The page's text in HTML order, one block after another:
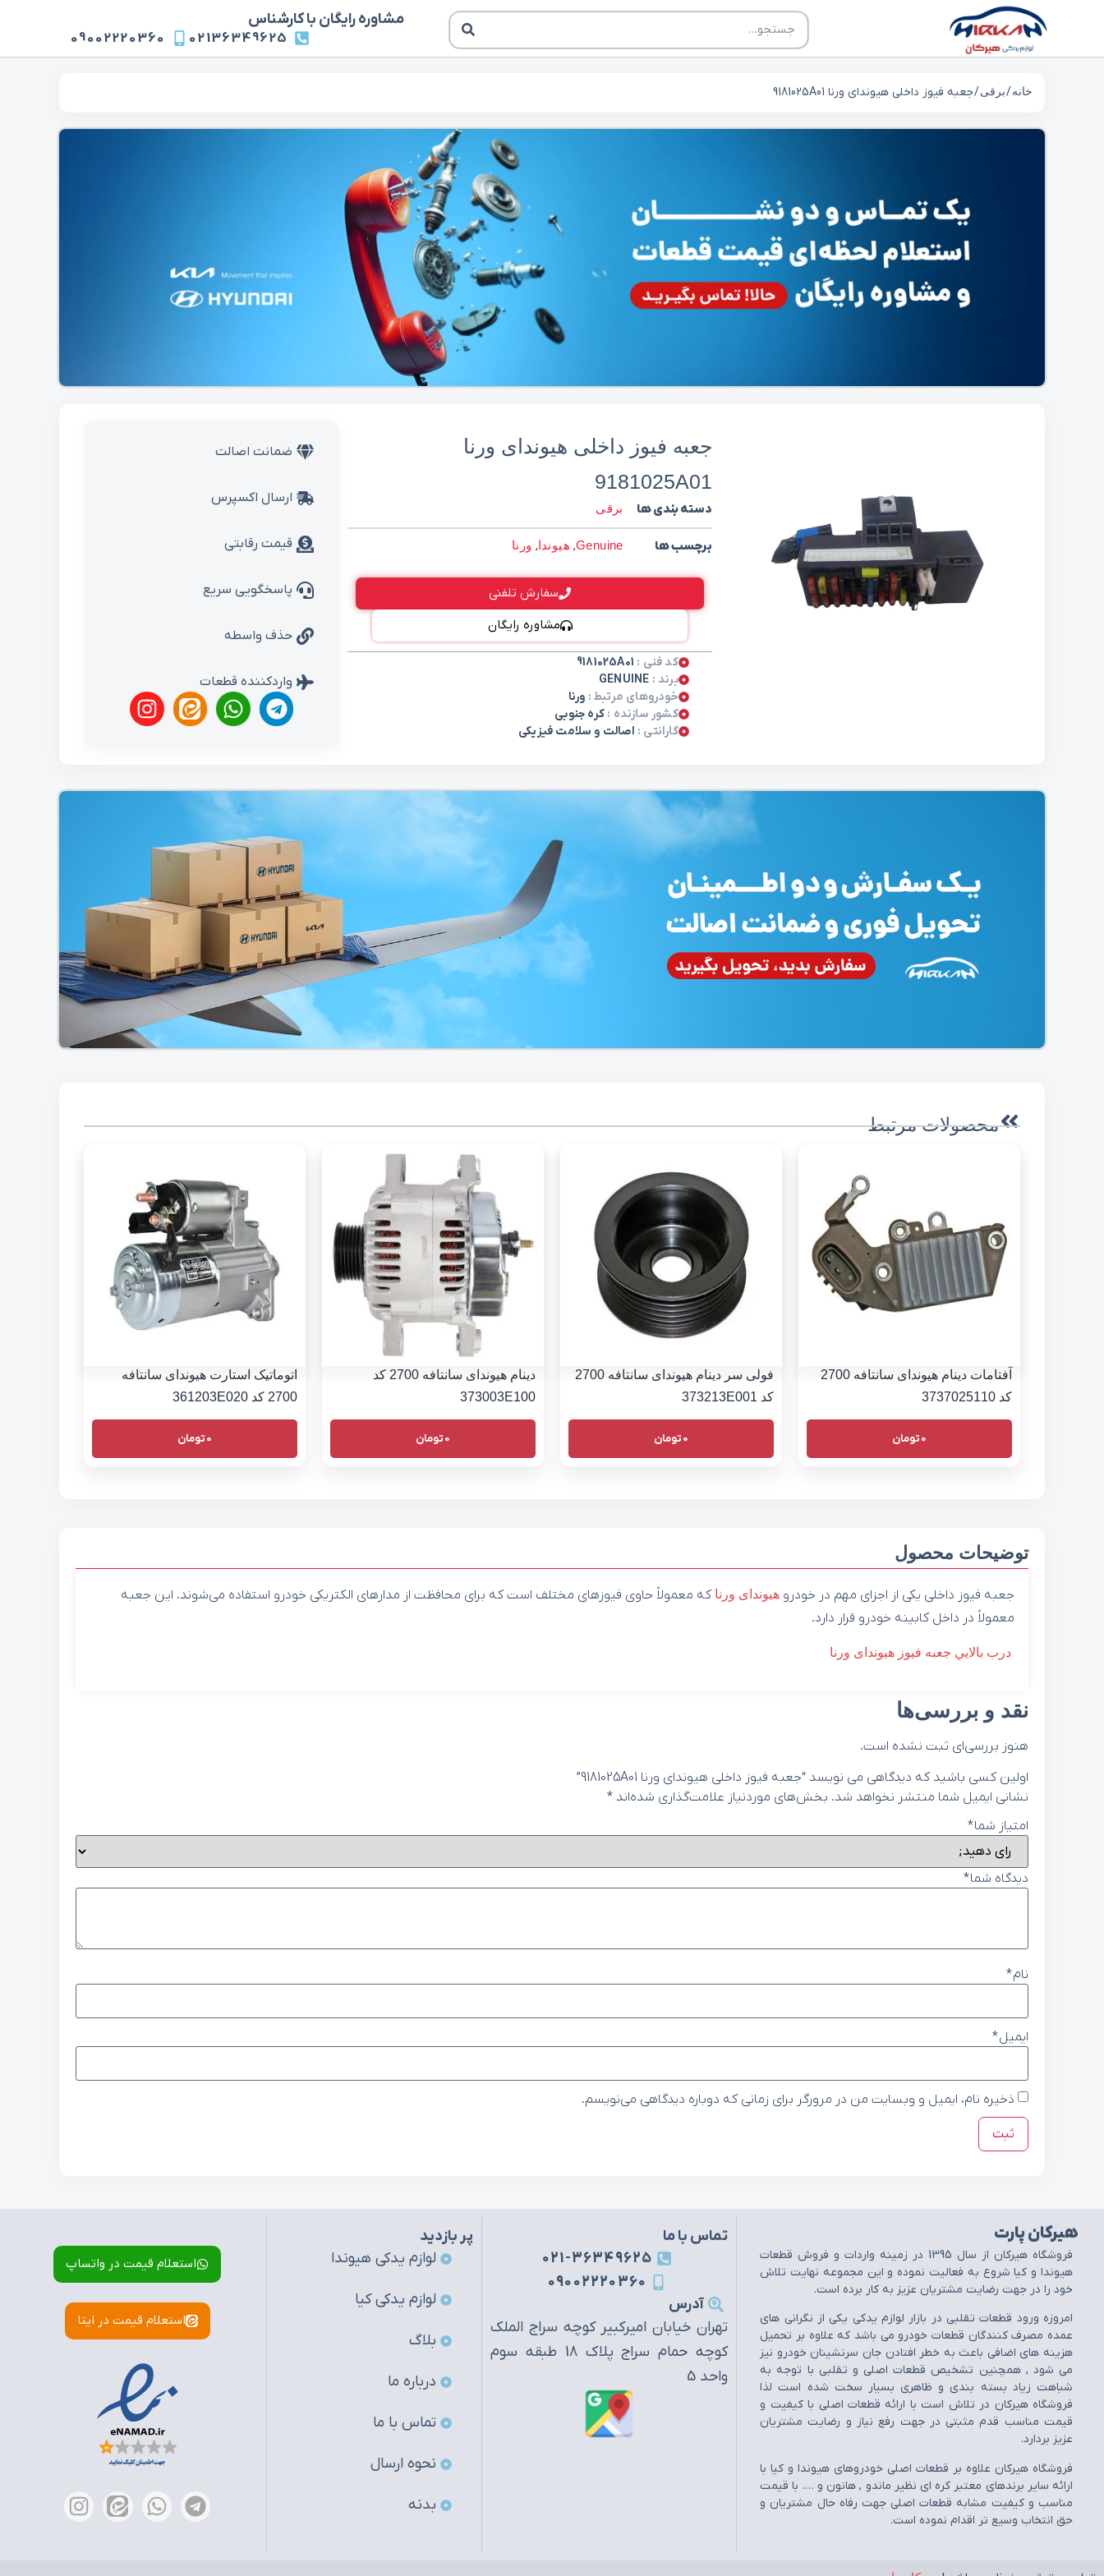
مشاوره رایگان با کارشناس
02136349625
09002220360
خانه/برقی/ جعبه فیوز داخلی هیوندای ورنا 9181025A01
جعبه فیوز داخلی هیوندای ورنا
9181025A01
دسته بندی ها برقی
برچسب ها Genuine
, هیوندا, ورنا
سفارش تلفنی
مشاوره رایگان
کد فنی : 9181025A01
برند : GENUINE
خودروهای مرتبط : ورنا
کشور سازنده :کره جنوبی
گارانتی : اصالت و سلامت فیزیکی
ضمانت اصالت
ارسال اکسپرس
قیمت رقابتی
پاسخگویی سریع
حذف واسطه
واردکننده قطعات
محصولات مرتبط
آفتامات دینام هیوندای سانتافه 2700
کد 3737025110
0تومان
فولی سر دینام هیوندای سانتافه 2700
کد 373213E001
0تومان
دینام هیوندای سانتافه 2700 کد
373003E100
0تومان
اتوماتیک استارت هیوندای سانتافه
2700 کد 361203E020
0تومان
توضیحات محصول
جعبه فیوز داخلی یکی از اجزای مهم در خودرو هیوندای ورنا که معمولاً حاوی فیوزهای مختلف است که برای محافظت از مدارهای الکتریکی خودرو استفاده می‌شوند. این جعبه
معمولاً در داخل کابینه خودرو قرار دارد.
درب بالايي جعبه فيوز هیوندای ورنا
نقد و بررسی‌ها
هنوز بررسی‌ای ثبت نشده است.
اولین کسی باشید که دیدگاهی می نویسد “جعبه فیوز داخلی هیوندای ورنا 9181025A01”
نشانی ایمیل شما منتشر نخواهد شد. بخش‌های موردنیاز علامت‌گذاری شده‌اند *
امتیاز شما*
دیدگاه شما*
نام*
ایمیل*
ذخیره نام، ایمیل و وبسایت من در مرورگر برای زمانی که دوباره دیدگاهی می‌نویسم.
هیرکان پارت
فروشگاه هيرکان از سال 1395 در زمينه واردات و فروش قطعات
هيوندا و کيا شروع به فعاليت نموده و اين مجموعه نهايت تلاش
خود را در جهت رضايت مشتريان عزيز به کار برده است.
امروزه ورود قطعات تقلبي در بازار لوازم يدکي يکي از نگراني هاي
عمده مصرف کنندگان قطعات خودرو مي باشد که علاوه بر تحميل
هزينه هاي اضافي باعث به خطر افتادن جان سرنشينان خودرو نيز
مي شود , همچنين تشخيص قطعات اصلي و تقلبي با توجه به
شباهت زياد بسته بندي و ظاهري بسيار سخت شده است لذا
فروشگاه هيرکان در تلاش است با ارائه قطعات اصلي با کيفيت و
قيمت مناسب قدم مثبتي در جهت رفع نياز و رضايت مشتريان
عزيز بردارد.
فروشگاه هيرکان علاوه بر قطعات اصلي خودروهاي هيوندا و کيا با
ارائه ساير برندهاي معتبر کره اي نظير ماندو , هانون و …. با قيمت
مناسب و کيفيت مشابه قطعات اصلي جهت رفاه حال مشتريان و
حق انتخاب وسيع تر اقدام نموده است.
تماس با ما
021-36349625
09002220360
آدرس
تهران خیابان امیرکبیر کوچه سراج الملک
کوچه حمام سراج پلاک 18 طبقه سوم
واحد 5
پر بازدید
لوازم یدکی هیوندا
لوازم یدکی کیا
بلاگ
درباره ما
تماس با ما
نحوه ارسال
بدنه
استعلام قیمت در واتساپ
استعلام قیمت در ایتا